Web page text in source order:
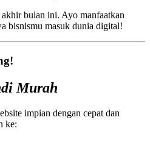
bulan ini. Ayo manfaatkan
bisnismu masuk dunia digital!
Murah
impian dengan cepat dan
ke: